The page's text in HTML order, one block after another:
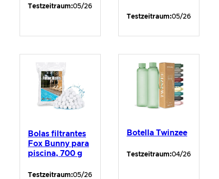
Testzeitraum:05/26
Testzeitraum:05/26
Bolas filtrantes
Fox Bunny para
piscina, 700 g
Testzeitraum:05/26
Botella Twinzee
Testzeitraum:04/26